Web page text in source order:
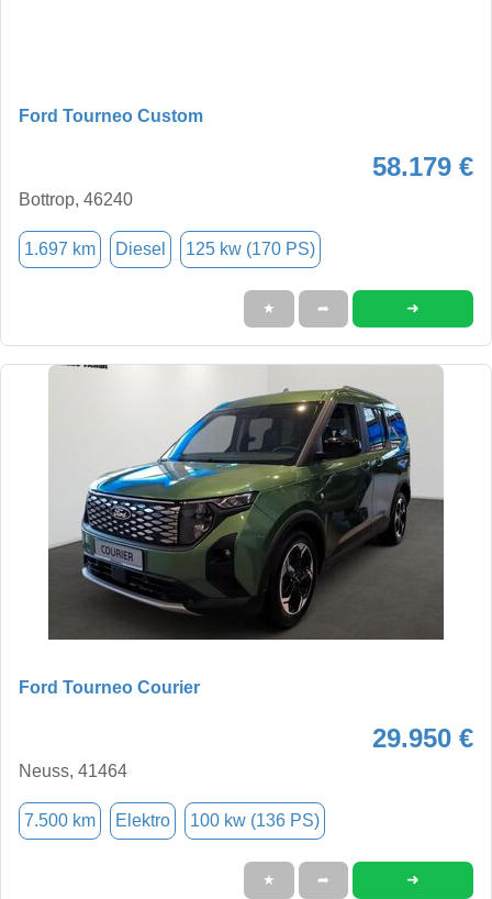
Ford Tourneo Custom
58.179 €
Bottrop, 46240
1.697 km Diesel 125 kw (170 PS)
★ ➦ ➜
Ford Tourneo Courier
29.950 €
Neuss, 41464
7.500 km Elektro 100 kw (136 PS)
★ ➦ ➜